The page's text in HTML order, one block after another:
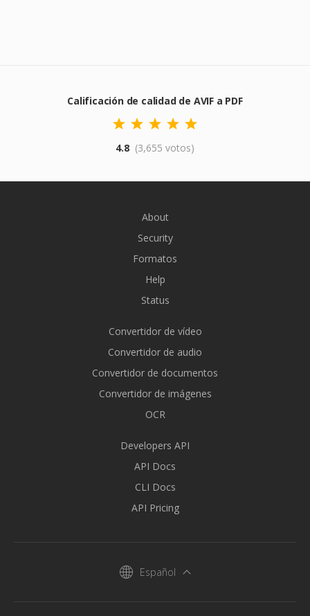
Calificación de calidad de AVIF a PDF
4.8 (3,655 votos)
About
Security
Formatos
Help
Status
Convertidor de vídeo
Convertidor de audio
Convertidor de documentos
Convertidor de imágenes
OCR
Developers API
API Docs
CLI Docs
API Pricing
Español